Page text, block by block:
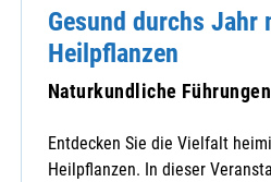
Gesund durchs Jahr
Heilpflanzen
Naturkundliche Führungen
Entdecken Sie die Vielfalt
Heilpflanzen. In dieser